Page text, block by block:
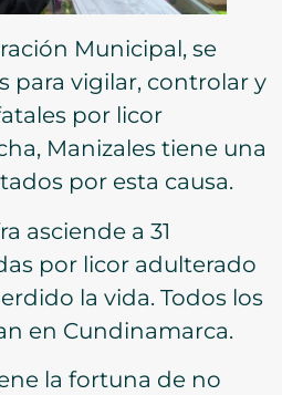
Municipal, se
para vigilar, controlar y
por licor
Manizales tiene una
por esta causa.
asciende a 31
por licor adulterado
la vida. Todos los
en Cundinamarca.
la fortuna de no